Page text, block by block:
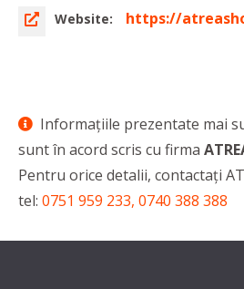
Website: https://
Informaţiile prezentate mai
sunt în acord scris cu firma
Pentru orice detalii, contactaţi
tel: 0751 959 233, 0740 388 388